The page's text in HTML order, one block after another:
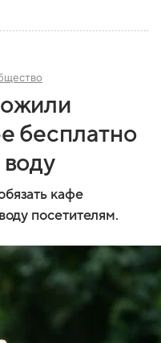
бесплатно
кафе
посетителям.